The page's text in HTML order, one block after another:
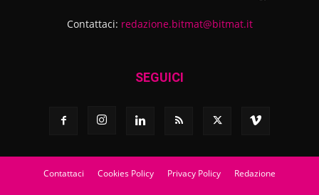
Contattaci: redazione.bitmat@bitmat.it
SEGUICI
Contattaci Cookies Policy Privacy Policy Redazione